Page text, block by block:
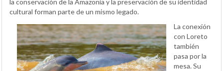
la conservación de la Amazonía y la preservación de su identidad
cultural forman parte de un mismo legado.
La conexión
con Loreto
también
pasa por la
mesa. Su